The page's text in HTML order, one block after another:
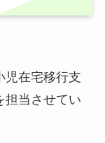
児在宅移行支
担当させてい